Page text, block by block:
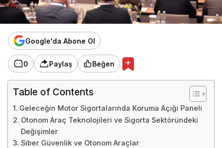
Google'da Abone Ol
0 Paylaş Beğen
Table of Contents
Geleceğin Motor Sigortalarında Koruma Açığı Paneli
Otonom Araç Teknolojileri ve Sigorta Sektöründeki
Değişimler
Siber Güvenlik ve Otonom Araçlar